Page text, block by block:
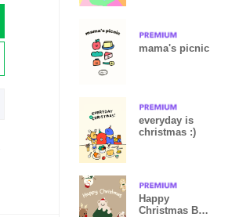
mama's picnic
everyday is
christmas :)
Happy
Christmas By